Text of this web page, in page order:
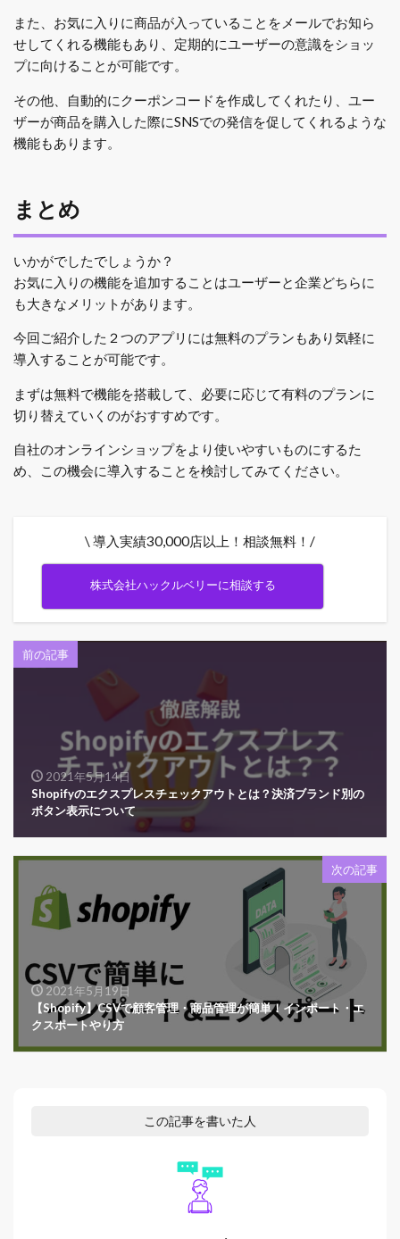
また、お気に入りに商品が入っていることをメールでお知ら
せしてくれる機能もあり、定期的にユーザーの意識をショッ
プに向けることが可能です。
その他、自動的にクーポンコードを作成してくれたり、ユー
ザーが商品を購入した際にSNSでの発信を促してくれるような
機能もあります。
まとめ
いかがでしたでしょうか？
お気に入りの機能を追加することはユーザーと企業どちらに
も大きなメリットがあります。
今回ご紹介した２つのアプリには無料のプランもあり気軽に
導入することが可能です。
まずは無料で機能を搭載して、必要に応じて有料のプランに
切り替えていくのがおすすめです。
自社のオンラインショップをより使いやすいものにするた
め、この機会に導入することを検討してみてください。
\ 導入実績30,000店以上！相談無料！/
株式会社ハックルベリーに相談する
前の記事
2021年5月14日
Shopifyのエクスプレスチェックアウトとは？決済ブランド別の
ボタン表示について
次の記事
2021年5月19日
【Shopify】CSVで顧客管理・商品管理が簡単！インポート・エ
クスポートやり方
この記事を書いた人